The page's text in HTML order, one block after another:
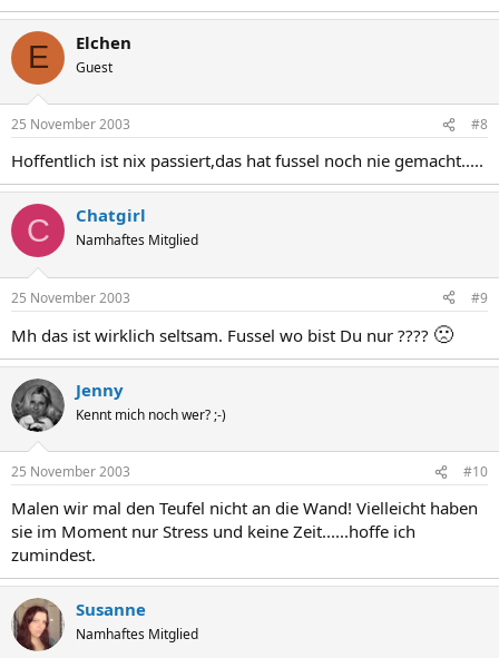
E Elchen
Guest
25 November 2003 #8
Hoffentlich ist nix passiert,das hat fussel noch nie gemacht.....
C Chatgirl
Namhaftes Mitglied
25 November 2003 #9
Mh das ist wirklich seltsam. Fussel wo bist Du nur ???? 🙁
Jenny
Kennt mich noch wer? ;-)
25 November 2003 #10
Malen wir mal den Teufel nicht an die Wand! Vielleicht haben
sie im Moment nur Stress und keine Zeit......hoffe ich
zumindest.
Susanne
Namhaftes Mitglied